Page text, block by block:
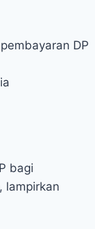
DP
bagi
lampirkan